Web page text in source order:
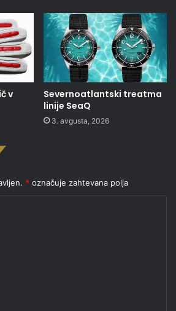
v
Severnoatlantski treatma
linije SeaQ
3. avgusta, 2026
* označuje zahtevana polja